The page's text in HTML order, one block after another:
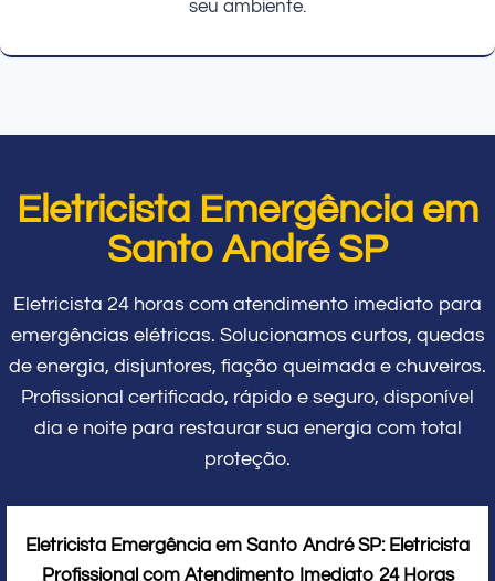
seu ambiente.
Eletricista Emergência em
Santo André SP
Eletricista 24 horas com atendimento imediato para
emergências elétricas. Solucionamos curtos, quedas
de energia, disjuntores, fiação queimada e chuveiros.
Profissional certificado, rápido e seguro, disponível
dia e noite para restaurar sua energia com total
proteção.
Eletricista Emergência em Santo André SP: Eletricista
Profissional com Atendimento Imediato 24 Horas